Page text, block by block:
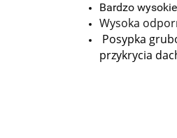
Bardzo
Wysoka
Posypka
przykrycia